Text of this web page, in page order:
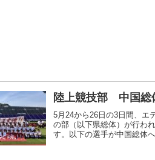
陸上競技部 中国総
5月24から26日の3日間、
の部（以下県総体）が行わ
す。以下の選手が中国総体